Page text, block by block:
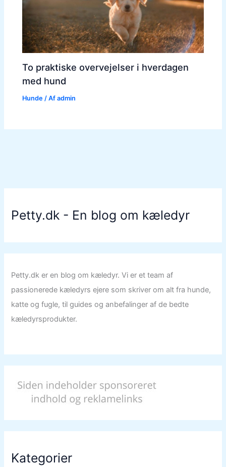
To praktiske overvejelser i hverdagen
med hund
Hunde / Afadmin
Petty.dk - En blog om kæledyr
Petty.dk er en blog om kæledyr. Vi er et team af
passionerede kæledyrs ejere som skriver om alt fra hunde,
katte og fugle, til guides og anbefalinger af de bedte
kæledyrsprodukter.
Kategorier